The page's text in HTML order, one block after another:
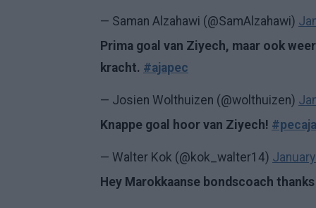
— Saman Alzahawi (@SamAlzahawi)
Prima goal van Ziyech, maar ook
kracht. #ajapec
— Josien Wolthuizen (@wolthuizen)
Knappe goal hoor van Ziyech! #pecaja
— Walter Kok (@kok_walter14)
Hey Marokkaanse bondscoach